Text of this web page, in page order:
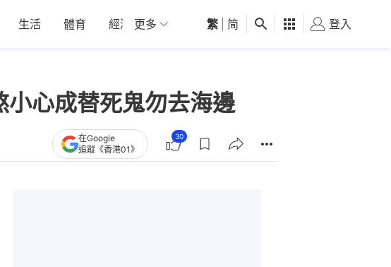
生活 體育 經濟 01深圳 觀點 健康 好食玩飛
更多 繁 简 登入
心成替死鬼勿去海邊
在Google
追蹤《香港01》
30